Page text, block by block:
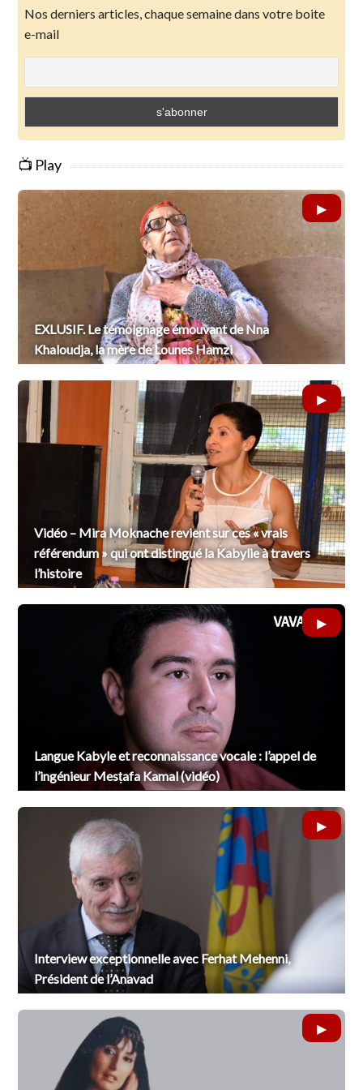
Nos derniers articles, chaque semaine dans votre boite
e-mail
📺 Play
EXLUSIF. Le témoignage émouvant de Nna
Khaloudja, la mère de Lounes Hamzi
Vidéo – Mira Moknache revient sur ces « vrais
référendum » qui ont distingué la Kabylie à travers
l’histoire
Langue Kabyle et reconnaissance vocale : l’appel de
l’ingénieur Mesṭafa Kamal (vidéo)
Interview exceptionnelle avec Ferhat Mehenni,
Président de l’Anavad